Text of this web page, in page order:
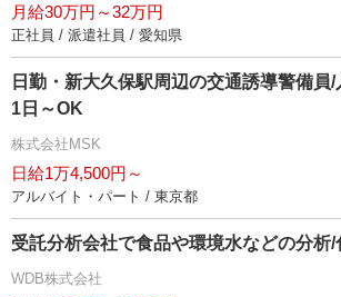
月給30万円～32万円
正社員 / 派遣社員 / 愛知県
日勤・新大久保駅周辺の交通誘導警備員/
1日～OK
株式会社MSK
日給1万4,500円～
アルバイト・パート / 東京都
受託分析会社で食品や環境水などの分析/
WDB株式会社